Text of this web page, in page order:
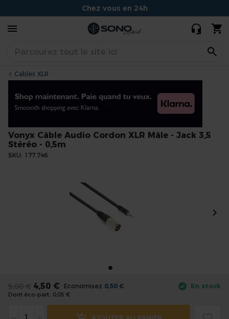
Chez vous en 24h
Conseils experts et souriants
Situé à Dijon
Cables XLR
3,5 Stéréo -
Vonyx Câble Audio Cordon XLR Mâle - Jack 3,5
Stéréo - 0,5m
SKU 177.746
4,50 €
5,00 € Economisez 0,50 €
Dont éco-part: 0,05 €
En stock
the
beginning